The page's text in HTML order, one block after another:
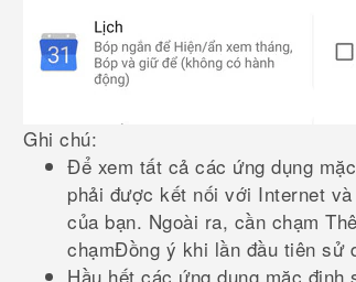
Ghi chú:
Để xem tất cả các ứng dụng
phải được kết nối với Internet
của bạn. Ngoài ra, cần chạm
chạmĐồng ý khi lần đầu tiên sử
Hầu hết các ứng dụng mặc